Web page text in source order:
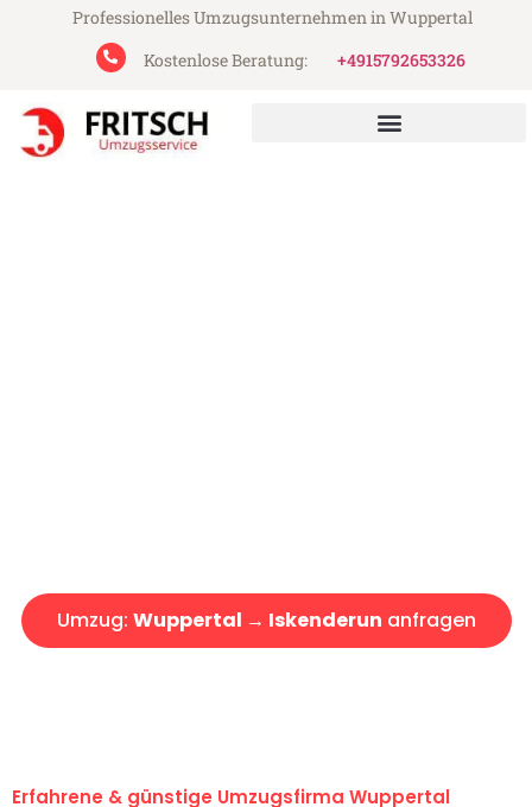
Professionelles Umzugsunternehmen in Wuppertal
Kostenlose Beratung:
+4915792653326
Umzug: Wuppertal → Iskenderun anfragen
Erfahrene & günstige Umzugsfirma Wuppertal